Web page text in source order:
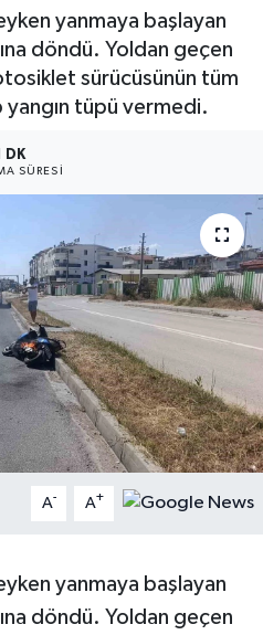
yanmaya başlayan
döndü. Yoldan geçen
sürücüsünün tüm
yangın tüpü vermedi.
DK
SÜRESI
A- A+
yanmaya başlayan
döndü. Yoldan geçen